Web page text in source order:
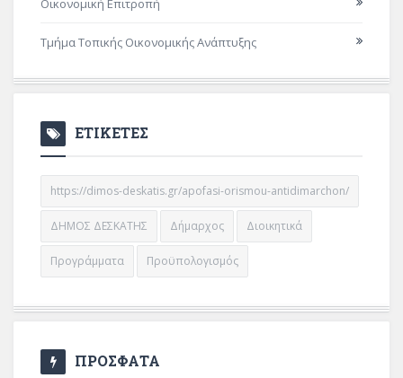
Οικονομική Επιτροπή
Τμήμα Τοπικής Οικονομικής Ανάπτυξης
ΕΤΙΚΕΤΕΣ
https://dimos-deskatis.gr/apofasi-orismou-antidimarchon/
ΔΗΜΟΣ ΔΕΣΚΑΤΗΣ Δήμαρχος Διοικητικά
Προγράμματα Προϋπολογισμός
ΠΡΟΣΦΑΤΑ